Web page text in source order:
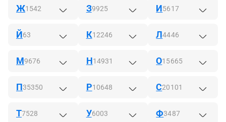
Ж1542
Й63
М9676
П35350
Т7528
З9925
К12246
Н14931
Р10648
У6003
И5617
Л4446
О15665
С20101
Ф3487